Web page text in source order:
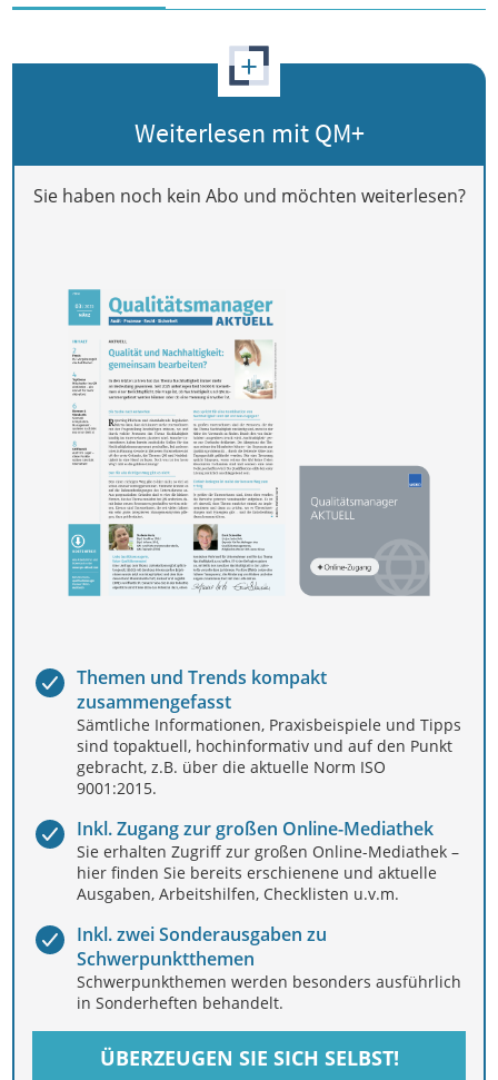
+
Weiterlesen mit QM+
Sie haben noch kein Abo und möchten weiterlesen?
Themen und Trends kompakt
zusammengefasst
Sämtliche Informationen, Praxisbeispiele und Tipps
sind topaktuell, hochinformativ und auf den Punkt
gebracht, z.B. über die aktuelle Norm ISO
9001:2015.
Inkl. Zugang zur großen Online-Mediathek
Sie erhalten Zugriff zur großen Online-Mediathek –
hier finden Sie bereits erschienene und aktuelle
Ausgaben, Arbeitshilfen, Checklisten u.v.m.
Inkl. zwei Sonderausgaben zu
Schwerpunktthemen
Schwerpunkthemen werden besonders ausführlich
in Sonderheften behandelt.
ÜBERZEUGEN SIE SICH SELBST!